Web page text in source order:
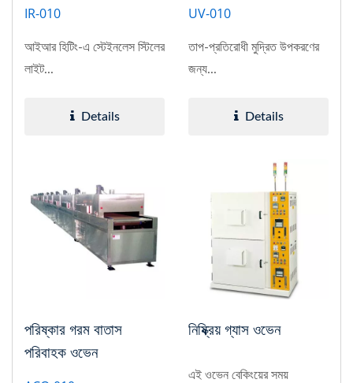
IR-010
আইআর হিটিং-এ স্টেইনলেস স্টিলের
লাইট...
Details
UV-010
তাপ-প্রতিরোধী মুদ্রিত উপকরণের
জন্য...
Details
পরিষ্কার গরম বাতাস
পরিবাহক ওভেন
নিষ্ক্রিয় গ্যাস ওভেন
এই ওভেন বেকিংয়ের সময়